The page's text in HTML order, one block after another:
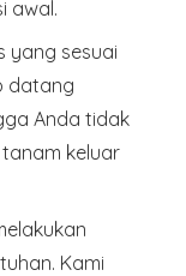
awal.
yang sesuai
datang
Anda tidak
keluar
Kami